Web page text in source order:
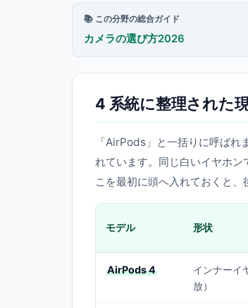
📚 この分野の総合ガイド
カメラの選び方2026
4 系統に整理された
「AirPods」と一括りに呼ば
れています。同じ白いイヤホン
こを最初に頭へ入れておくと、
モデル 形状
AirPods 4
インナーイ
放）